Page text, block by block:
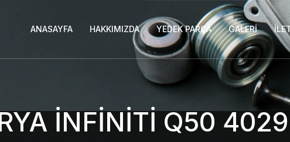
ANASAYFA HAKKIMIZDA YEDEK PARÇA GALERI
İNFİNİTİ Q50